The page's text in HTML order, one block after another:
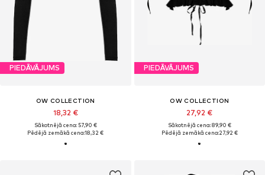
PIEDĀVĀJUMS
OW COLLECTION
18,32 €
Sākotnējā cena: 57,90 €
Pēdējā zemākā cena:18,32 €
PIEDĀVĀJUMS
OW COLLECTION
27,92 €
Sākotnējā cena: 89,90 €
Pēdējā zemākā cena:27,92 €